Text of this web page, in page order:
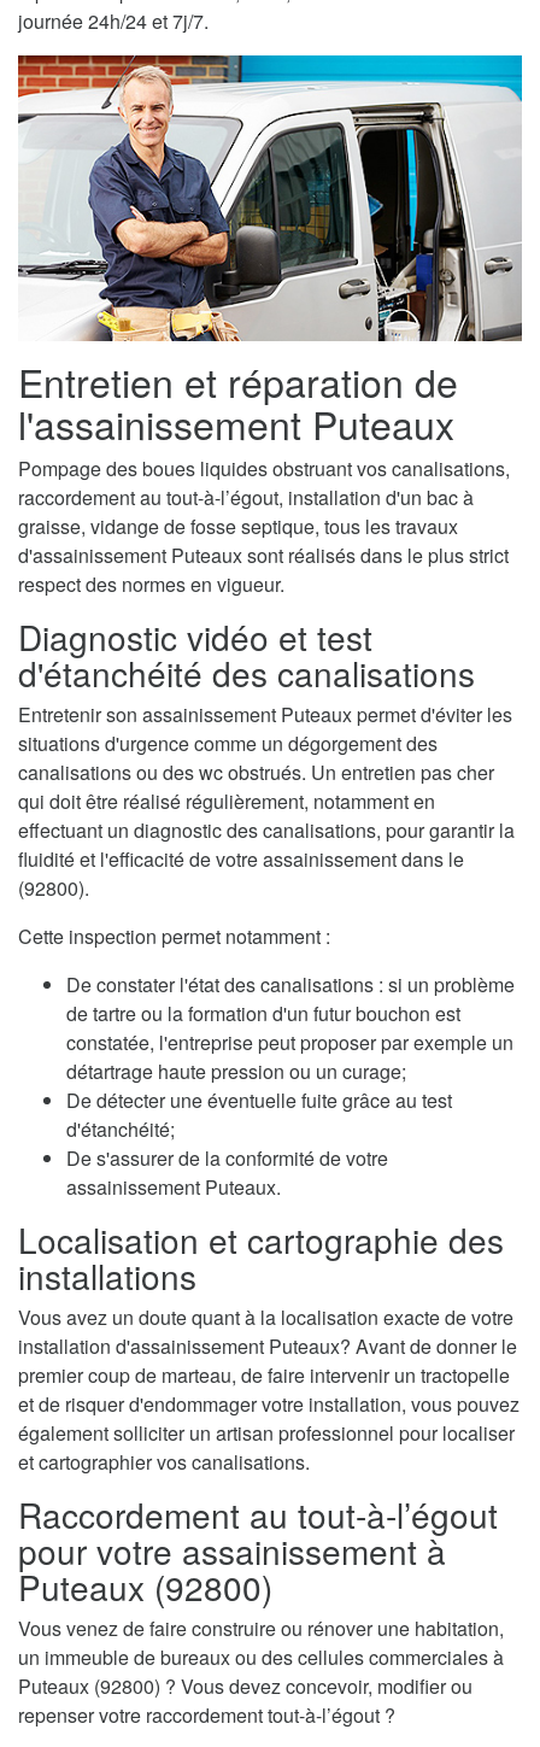
journée 24h/24 et 7j/7.
Entretien et réparation de
l'assainissement Puteaux
Pompage des boues liquides obstruant vos canalisations,
raccordement au tout-à-l’égout, installation d'un bac à
graisse, vidange de fosse septique, tous les travaux
d'assainissement Puteaux sont réalisés dans le plus strict
respect des normes en vigueur.
Diagnostic vidéo et test
d'étanchéité des canalisations
Entretenir son assainissement Puteaux permet d'éviter les
situations d'urgence comme un dégorgement des
canalisations ou des wc obstrués. Un entretien pas cher
qui doit être réalisé régulièrement, notamment en
effectuant un diagnostic des canalisations, pour garantir la
fluidité et l'efficacité de votre assainissement dans le
(92800).
Cette inspection permet notamment :
De constater l'état des canalisations : si un problème
de tartre ou la formation d'un futur bouchon est
constatée, l'entreprise peut proposer par exemple un
détartrage haute pression ou un curage;
De détecter une éventuelle fuite grâce au test
d'étanchéité;
De s'assurer de la conformité de votre
assainissement Puteaux.
Localisation et cartographie des
installations
Vous avez un doute quant à la localisation exacte de votre
installation d'assainissement Puteaux? Avant de donner le
premier coup de marteau, de faire intervenir un tractopelle
et de risquer d'endommager votre installation, vous pouvez
également solliciter un artisan professionnel pour localiser
et cartographier vos canalisations.
Raccordement au tout-à-l’égout
pour votre assainissement à
Puteaux (92800)
Vous venez de faire construire ou rénover une habitation,
un immeuble de bureaux ou des cellules commerciales à
Puteaux (92800) ? Vous devez concevoir, modifier ou
repenser votre raccordement tout-à-l’égout ?